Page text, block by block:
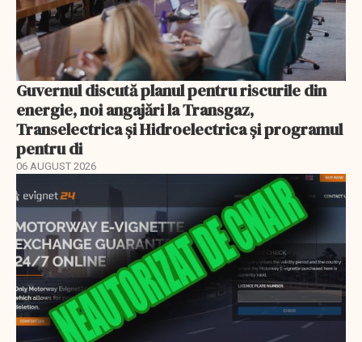
Guvernul discută planul pentru riscurile din
energie, noi angajări la Transgaz,
Transelectrica și Hidroelectrica și programul
pentru di
06 AUGUST 2026